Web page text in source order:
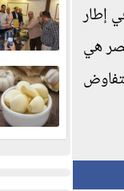
إطار
هي
كفر...
سن